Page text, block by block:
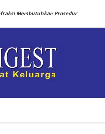
Membutuhkan Prosedur